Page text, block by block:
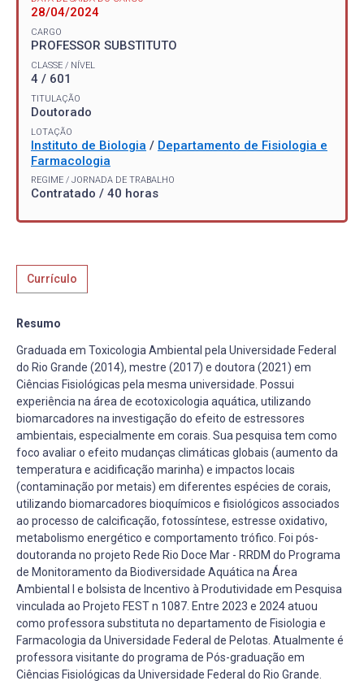
28/04/2024
CARGO
PROFESSOR SUBSTITUTO
CLASSE / NÍVEL
4 / 601
TITULAÇÃO
Doutorado
LOTAÇÃO
Instituto de Biologia / Departamento de Fisiologia e
Farmacologia
REGIME / JORNADA DE TRABALHO
Contratado / 40 horas
Currículo
Resumo
Graduada em Toxicologia Ambiental pela Universidade Federal
do Rio Grande (2014), mestre (2017) e doutora (2021) em
Ciências Fisiológicas pela mesma universidade. Possui
experiência na área de ecotoxicologia aquática, utilizando
biomarcadores na investigação do efeito de estressores
ambientais, especialmente em corais. Sua pesquisa tem como
foco avaliar o efeito mudanças climáticas globais (aumento da
temperatura e acidificação marinha) e impactos locais
(contaminação por metais) em diferentes espécies de corais,
utilizando biomarcadores bioquímicos e fisiológicos associados
ao processo de calcificação, fotossíntese, estresse oxidativo,
metabolismo energético e comportamento trófico. Foi pós-
doutoranda no projeto Rede Rio Doce Mar - RRDM do Programa
de Monitoramento da Biodiversidade Aquática na Área
Ambiental I e bolsista de Incentivo à Produtividade em Pesquisa
vinculada ao Projeto FEST n 1087. Entre 2023 e 2024 atuou
como professora substituta no departamento de Fisiologia e
Farmacologia da Universidade Federal de Pelotas. Atualmente é
professora visitante do programa de Pós-graduação em
Ciências Fisiológicas da Universidade Federal do Rio Grande.